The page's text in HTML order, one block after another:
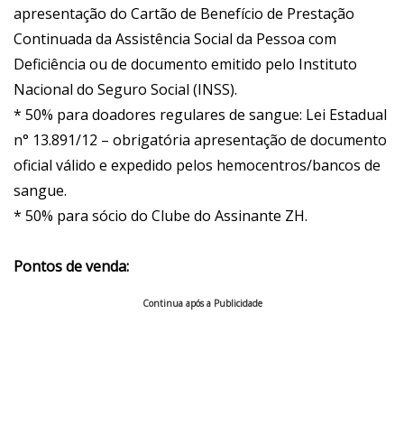
apresentação do Cartão de Benefício de Prestação
Continuada da Assistência Social da Pessoa com
Deficiência ou de documento emitido pelo Instituto
Nacional do Seguro Social (INSS).
* 50% para doadores regulares de sangue: Lei Estadual
n° 13.891/12 – obrigatória apresentação de documento
oficial válido e expedido pelos hemocentros/bancos de
sangue.
* 50% para sócio do Clube do Assinante ZH.
Pontos de venda:
Continua após a Publicidade